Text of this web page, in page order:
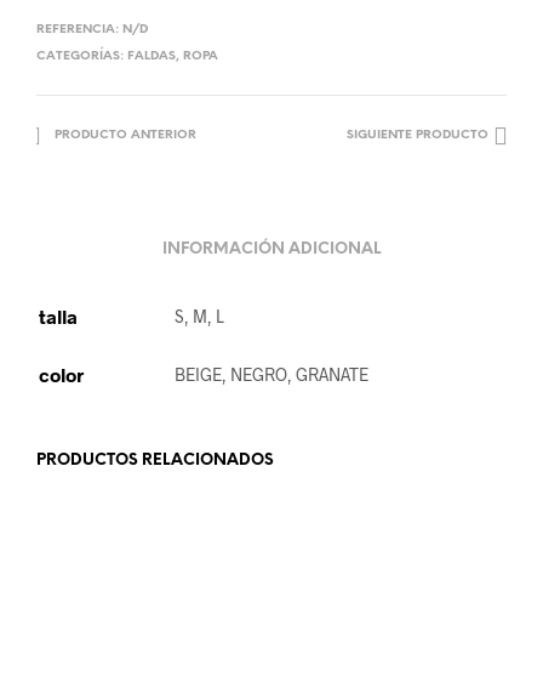
REFERENCIA: N/D
CATEGORÍAS: FALDAS, ROPA
PRODUCTO ANTERIOR SIGUIENTE PRODUCTO
INFORMACIÓN ADICIONAL
talla S, M, L
color BEIGE, NEGRO, GRANATE
PRODUCTOS RELACIONADOS